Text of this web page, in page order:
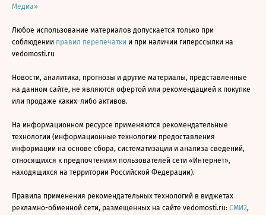
Медиа»
Любое использование материалов допускается только при
соблюдении правил перепечатки и при наличии гиперссылки на
vedomosti.ru
Новости, аналитика, прогнозы и другие материалы, представленные
на данном сайте, не являются офертой или рекомендацией к покупке
или продаже каких-либо активов.
На информационном ресурсе применяются рекомендательные
технологии (информационные технологии предоставления
информации на основе сбора, систематизации и анализа сведений,
относящихся к предпочтениям пользователей сети «Интернет»,
находящихся на территории Российской Федерации).
Правила применения рекомендательных технологий в виджетах
рекламно-обменной сети, размещенных на сайте vedomosti.ru: СМИ2,